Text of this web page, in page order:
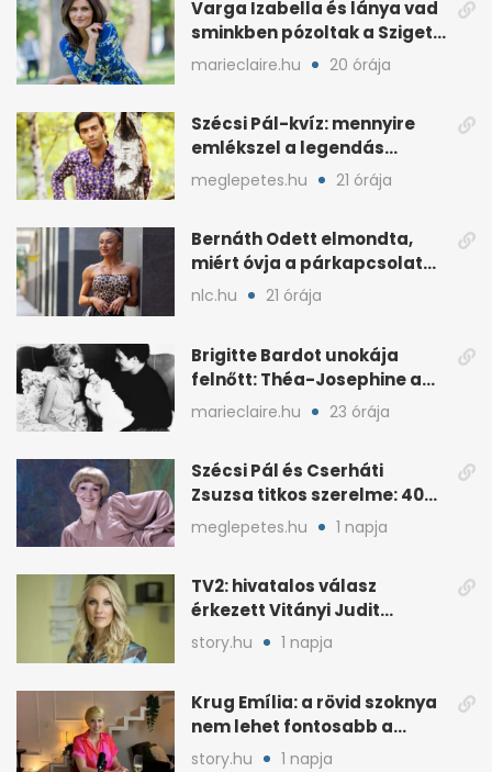
Varga Izabella és lánya vad
sminkben pózoltak a Sziget
előtt
marieclaire.hu 20 órája
Szécsi Pál-kvíz: mennyire
emlékszel a legendás
énekes történetére?
meglepetes.hu 21 órája
Bernáth Odett elmondta,
miért óvja a párkapcsolatát
a nyilvánosságtól
nlc.hu 21 órája
Brigitte Bardot unokája
felnőtt: Théa-Josephine a
nagymamájára hasonlít
marieclaire.hu 23 órája
Szécsi Pál és Cserháti
Zsuzsa titkos szerelme: 40
év után derült ki
meglepetes.hu 1 napja
TV2: hivatalos válasz
érkezett Vitányi Judit
további szerepéről
story.hu 1 napja
Krug Emília: a rövid szoknya
nem lehet fontosabb a
kérdéseimnél
story.hu 1 napja